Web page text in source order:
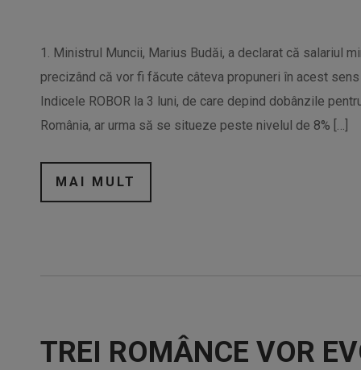
1. Ministrul Muncii, Marius Budăi, a declarat că salariul
precizând că vor fi făcute câteva propuneri în acest
Indicele ROBOR la 3 luni, de care depind dobânzile
România, ar urma să se situeze peste nivelul de 8% […]
MAI MULT
TREI ROMÂNCE VOR